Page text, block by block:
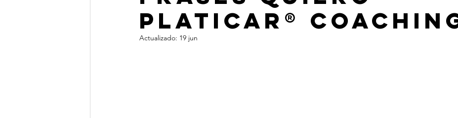
platicar®
Actualizado: 19 jun